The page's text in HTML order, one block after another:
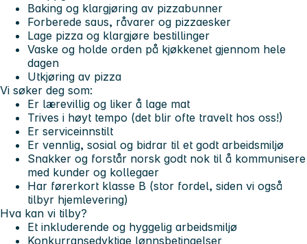
Baking og klargjøring av pizzabunner
Forberede saus, råvarer og pizzaesker
Lage pizza og klargjøre bestillinger
Vaske og holde orden på kjøkkenet gjennom hele
dagen
Utkjøring av pizza
Vi søker deg som:
Er lærevillig og liker å lage mat
Trives i høyt tempo (det blir ofte travelt hos oss!)
Er serviceinnstilt
Er vennlig, sosial og bidrar til et godt arbeidsmiljø
Snakker og forstår norsk godt nok til å kommunisere
med kunder og kollegaer
Har førerkort klasse B (stor fordel, siden vi også
tilbyr hjemlevering)
Hva kan vi tilby?
Et inkluderende og hyggelig arbeidsmiljø
Konkurransedyktige lønnsbetingelser